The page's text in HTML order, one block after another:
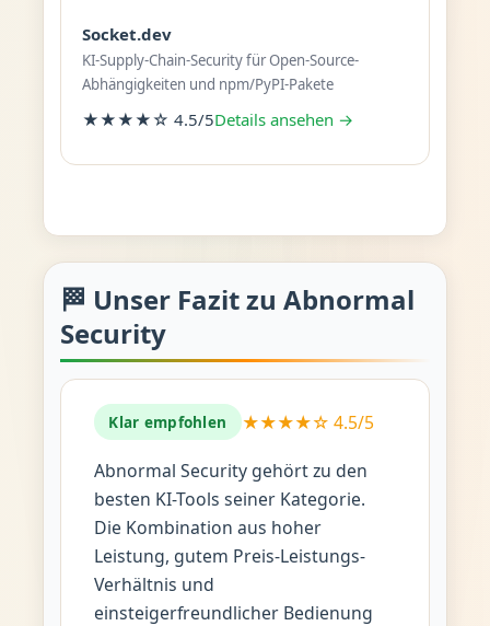
Socket.dev
KI-Supply-Chain-Security für Open-Source-
Abhängigkeiten und npm/PyPI-Pakete
★★★★☆ 4.5/5Details ansehen →
🏁 Unser Fazit zu Abnormal
Security
Klar empfohlen ★★★★☆ 4.5/5
Abnormal Security gehört zu den
besten KI-Tools seiner Kategorie.
Die Kombination aus hoher
Leistung, gutem Preis-Leistungs-
Verhältnis und
einsteigerfreundlicher Bedienung